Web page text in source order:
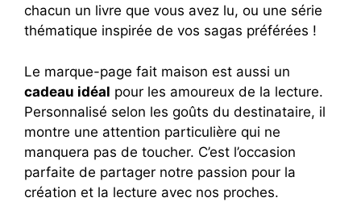
chacun un livre que vous avez lu, ou une série
thématique inspirée de vos sagas préférées !
Le marque-page fait maison est aussi un
cadeau idéal pour les amoureux de la lecture.
Personnalisé selon les goûts du destinataire, il
montre une attention particulière qui ne
manquera pas de toucher. C’est l’occasion
parfaite de partager notre passion pour la
création et la lecture avec nos proches.